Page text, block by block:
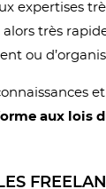
expertises
très
ou
aux lois